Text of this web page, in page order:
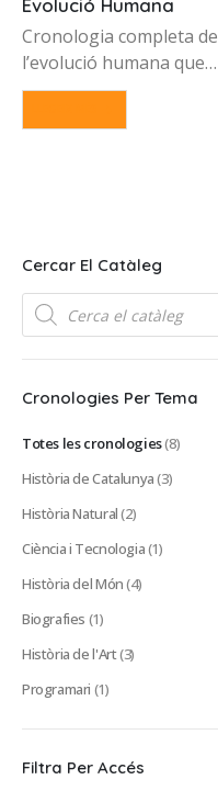
Cronologia completa de
l’evolució humana que
mostra 35 espècies
Cercar El Catàleg
Products
search
Cronologies Per Tema
Totes les cronologies(8)
Història de Catalunya(3)
Història Natural(2)
Ciència i Tecnologia(1)
Història del Món(4)
Biografies (1)
Història de l'Art(3)
Programari (1)
Filtra Per Accés